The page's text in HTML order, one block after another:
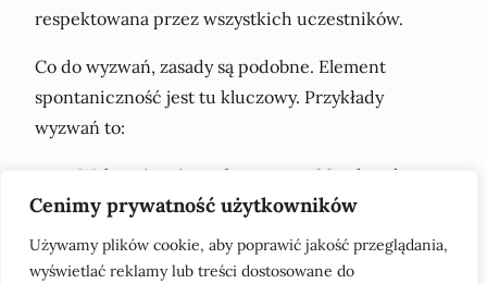
Cenimy prywatność użytkowników
Używamy plików cookie, aby poprawić jakość przeglądania,
wyświetlać reklamy lub treści dostosowane do
respektowana przez wszystkich uczestników.
Co do wyzwań, zasady są podobne. Element
spontaniczność jest tu kluczowy. Przykłady
wyzwań to:
Wykonaj taniec robota przez 30 sekund.
Zaśpiewaj fragment piosenki z jakiegoś filmu
animowanego.
Spróbuj naśladować głos znanych postaci w